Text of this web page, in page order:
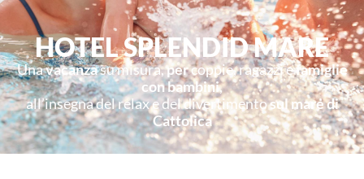
HOTEL SPLENDID MARE
Unavacanzasu misura,percoppie, ragazzi efamiglie
con bambini,
all’insegna del relax e del divertimentosul mare di
Cattolica